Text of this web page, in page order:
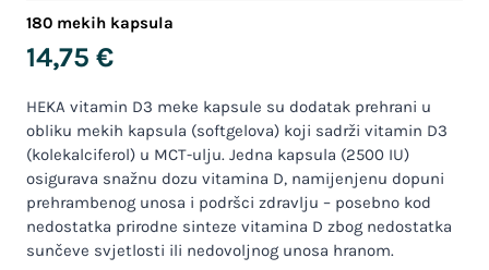
180 mekih kapsula
14,75 €
HEKA vitamin D3 meke kapsule su dodatak prehrani u
obliku mekih kapsula (softgelova) koji sadrži vitamin D3
(kolekalciferol) u MCT-ulju. Jedna kapsula (2500 IU)
osigurava snažnu dozu vitamina D, namijenjenu dopuni
prehrambenog unosa i podršci zdravlju – posebno kod
nedostatka prirodne sinteze vitamina D zbog nedostatka
sunčeve svjetlosti ili nedovoljnog unosa hranom.